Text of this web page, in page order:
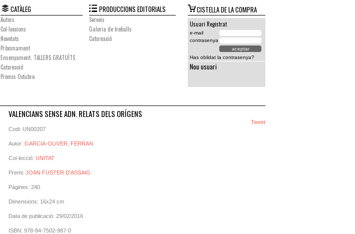
CATÀLEG
Autors
Col·leccions
Novetats
Pròximament
Ensenyament. TALLERS GRATUÏTS
Catcreació
Premis Octubre
PRODUCCIONS EDITORIALS
Serveis
Galeria de treballs
Catcreació
CISTELLA DE LA COMPRA
Usuari Registrat
e-mail
contrasenya
Has oblidat la contrasenya?
Nou usuari
VALENCIANS SENSE ADN. RELATS DELS ORÍGENS
Tweet
Codi: UN00207
Autor: GARCIA-OLIVER, FERRAN
Col·lecció: UNITAT
Premi: JOAN FUSTER D'ASSAIG
Pàgines: 240
Dimensions: 16x24 cm
Data de publicació: 29/02/2016
ISBN: 978-84-7502-987-0